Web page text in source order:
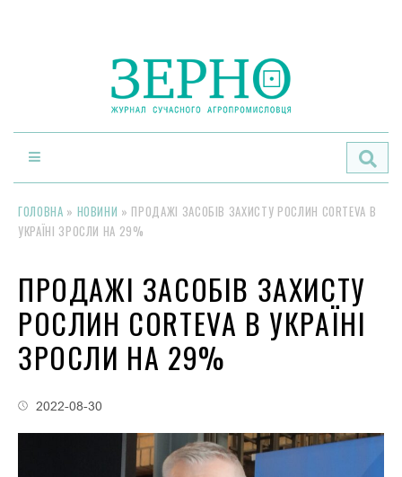
ГОЛОВНА » НОВИНИ » ПРОДАЖІ ЗАСОБІВ ЗАХИСТУ РОСЛИН CORTEVA В
УКРАЇНІ ЗРОСЛИ НА 29%
ПРОДАЖІ ЗАСОБІВ ЗАХИСТУ
РОСЛИН CORTEVA В УКРАЇНІ
ЗРОСЛИ НА 29%
2022-08-30